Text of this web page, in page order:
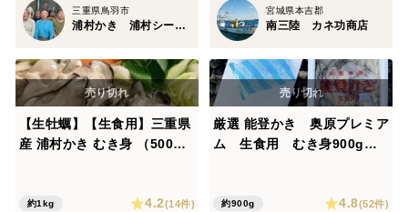
三重県鳥羽市
浦村かき 浦村シーファーム
宮城県本吉郡
南三陸 カネ功商店
【生牡蠣】【生食用】三重県
産 浦村かき むき身 （500
カキフライ 歳暮 母の日 父の
約1kg 4.2(14件)
厳選 能登かき 奥原プレミア
ム 生食用 むき身900g
ぶ！ ワンランク上の牡蠣を
約900g 4.8(52件)